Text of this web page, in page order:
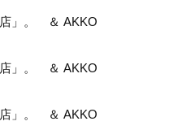
店」。 ＆ AKKO
店」。 ＆ AKKO
店」。 ＆ AKKO